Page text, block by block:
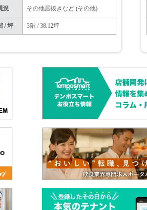
況 その他居抜きなど (その他)
/ 坪 3階 / 38.12坪